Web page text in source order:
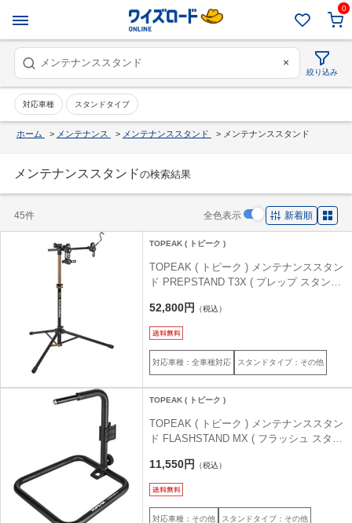
0
×
絞り込み
対応車種 スタンドタイプ
ホーム > メンテナンス > メンテナンススタンド > メンテナンススタンド
メンテナンススタンドの検索結果
45件 全色表示 新着順
TOPEAK ( トピーク )
TOPEAK ( トピーク ) メンテナンススタン
ド PREPSTAND T3X ( プレップ スタンド
52,800円 （税込）
対応車種：全車種対応 スタンドタイプ：その他
TOPEAK ( トピーク )
TOPEAK ( トピーク ) メンテナンススタン
ド FLASHSTAND MX ( フラッシュ スタン
11,550円 （税込）
対応車種：その他 スタンドタイプ：その他